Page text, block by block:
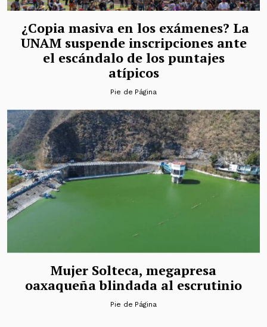
¿Copia masiva en los exámenes? La
UNAM suspende inscripciones ante
el escándalo de los puntajes
atípicos
Pie de Página
Mujer Solteca, megapresa
oaxaqueña blindada al escrutinio
Pie de Página